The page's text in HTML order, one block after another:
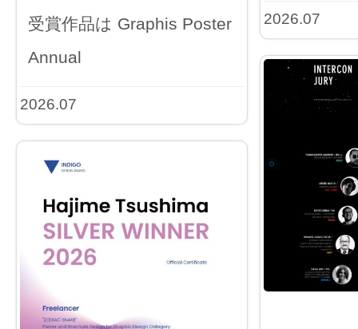
2026.07
受賞作品は Graphis Poster
Annual
2026.07